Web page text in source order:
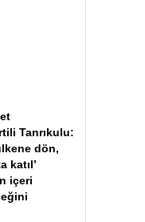
Tanrıkulu:
dön,
katıl’
içeri